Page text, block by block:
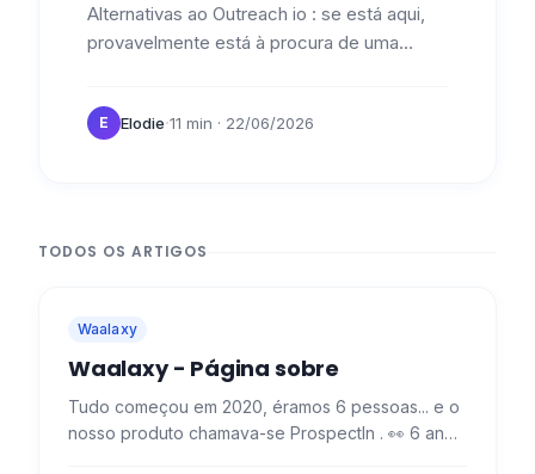
Alternativas ao Outreach io : se está aqui,
provavelmente está à procura de uma
E Elodie·11 min · 22/06/2026
TODOS OS ARTIGOS
Waalaxy
Waalaxy - Página sobre
Tudo começou em 2020, éramos 6 pessoas... e o
nosso produto chamava-se ProspectIn . 👀 6 anos